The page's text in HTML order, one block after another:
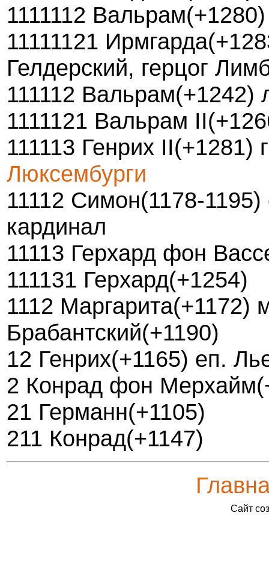
1111112
11111121
Гелдерский, герцог
111112
1111121 Вальрам
111113 Генрих II(+1281)
Люксембурги
11112 Симон(1178-
кардинал
11113 Герхард фон
111131 Герхард(+1254)
1112 Маргарита(+1172)
Брабантский(+1190)
12 Генрих(+1165) еп.
2 Конрад фон
21 Германн(+1105)
211 Конрад(+1147)
Сайт